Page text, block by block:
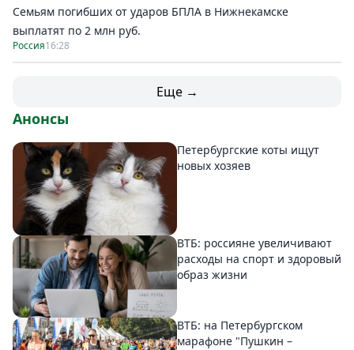
Семьям погибших от ударов БПЛА в Нижнекамске
выплатят по 2 млн руб.
Россия16:28
Еще →
Анонсы
Петербургские коты ищут
новых хозяев
ВТБ: россияне увеличивают
расходы на спорт и здоровый
образ жизни
ВТБ: на Петербургском
марафоне "Пушкин –